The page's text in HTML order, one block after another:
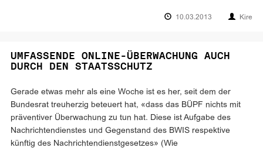
10.03.2013 Kire
UMFASSENDE ONLINE-ÜBERWACHUNG AUCH
DURCH DEN STAATSSCHUTZ
Gerade etwas mehr als eine Woche ist es her, seit dem der
Bundesrat treuherzig beteuert hat, «dass das BÜPF nichts mit
präventiver Überwachung zu tun hat. Diese ist Aufgabe des
Nachrichtendienstes und Gegenstand des BWIS respektive
künftig des Nachrichtendienstgesetzes» (Wie